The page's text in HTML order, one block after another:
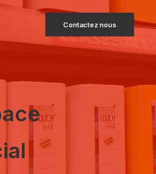
Contactez nous